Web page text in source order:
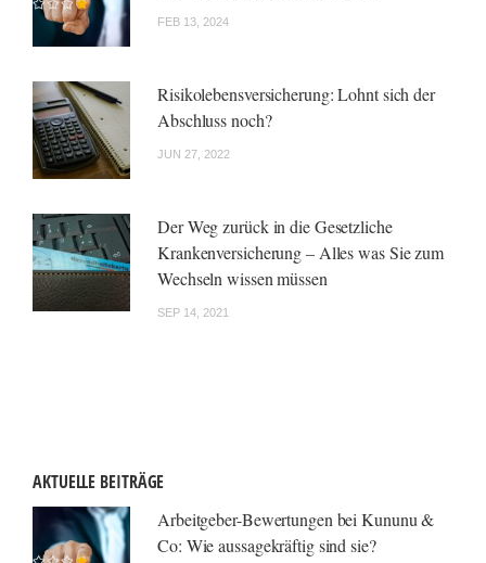
FEB 13, 2024
Risikolebensversicherung: Lohnt sich der
Abschluss noch?
JUN 27, 2022
Der Weg zurück in die Gesetzliche
Krankenversicherung – Alles was Sie zum
Wechseln wissen müssen
SEP 14, 2021
AKTUELLE BEITRÄGE
Arbeitgeber-Bewertungen bei Kununu &
Co: Wie aussagekräftig sind sie?